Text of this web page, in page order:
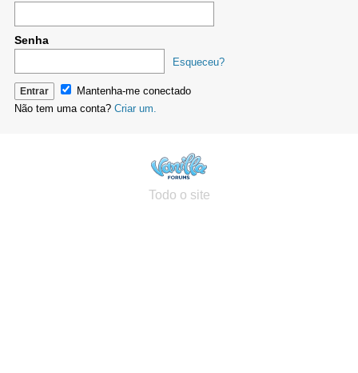
Senha
Esqueceu?
Mantenha-me conectado
Não tem uma conta? Criar um.
Todo o site